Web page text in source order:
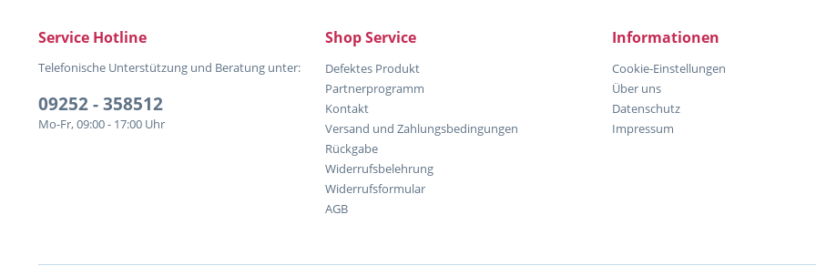
Service Hotline
Telefonische Unterstützung und Beratung unter:
09252 - 358512
Mo-Fr, 09:00 - 17:00 Uhr
Shop Service
Defektes Produkt
Partnerprogramm
Kontakt
Versand und Zahlungsbedingungen
Rückgabe
Widerrufsbelehrung
Widerrufsformular
AGB
Informationen
Cookie-Einstellungen
Über uns
Datenschutz
Impressum